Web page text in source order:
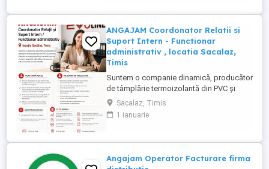
ANGAJAM Coordonator Relatii si
Suport Intern - Functionar
administrativ , locatia Sacalaz,
Timis
Suntem o companie dinamică, producător
de tâmplărie termoizolantă din PVC și
aluminiu. Căutăm un coleg deschis și
versatil care se simte în largul lui atât
alături de oameni, cât și în lucrul cu
rol de sprijin, în care vei fi punctul de
legătură între mai multe echipe ...
Sacalaz, Timis
1 ianuarie
Angajam Operator Facturare firma